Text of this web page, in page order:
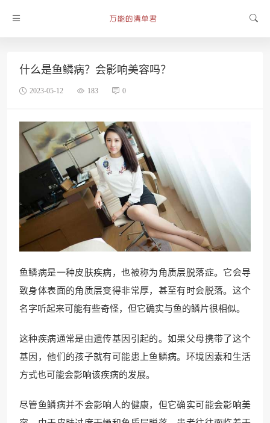
什么是鱼鳞病？会影响美容吗？
2023-05-12 183 0
鱼鳞病是一种皮肤疾病，也被称为角质层脱落症。它会导
致身体表面的角质层变得非常厚，甚至有时会脱落。这个
名字听起来可能有些奇怪，但它确实与鱼的鳞片很相似。
这种疾病通常是由遗传基因引起的。如果父母携带了这个
基因，他们的孩子就有可能患上鱼鳞病。环境因素和生活
方式也可能会影响该疾病的发展。
尽管鱼鳞病并不会影响人的健康，但它确实可能会影响美